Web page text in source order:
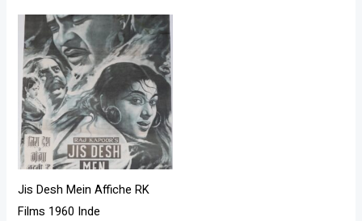
Jis Desh Mein Affiche RK
Films 1960 Inde